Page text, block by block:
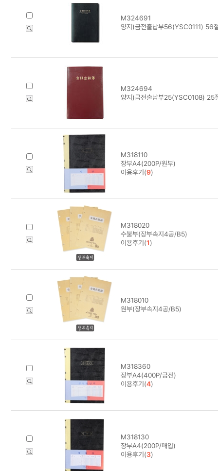
M324691
양지)금전출납부56(YSC0111) 56
M324694
양지)금전출납부25(YSC0108) 25
M318110
장부A4(200P/원부)
이용후기(9)
M318020
수불부(장부속지4공/B5)
이용후기(1)
M318010
원부(장부속지4공/B5)
M318360
장부A4(400P/금전)
이용후기(4)
M318130
장부A4(200P/매입)
이용후기(3)